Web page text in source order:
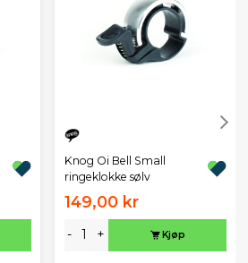
Knog Oi Bell Small
ringeklokke sølv
149,00 kr
- + Kjøp